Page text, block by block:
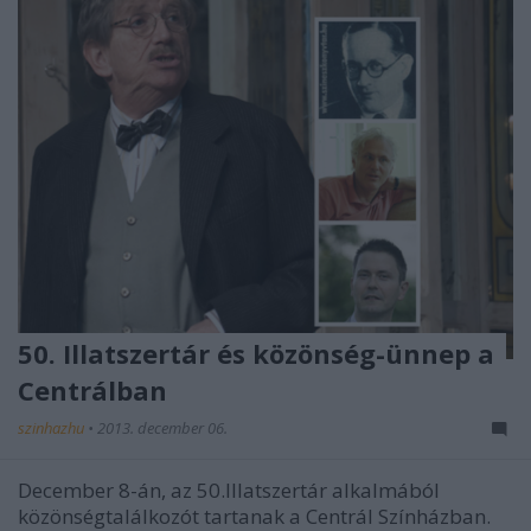
50. Illatszertár és közönség-ünnep a
Centrálban
szinhazhu • 2013. december 06.
December 8-án, az 50.Illatszertár alkalmából
közönségtalálkozót tartanak a Centrál Színházban.